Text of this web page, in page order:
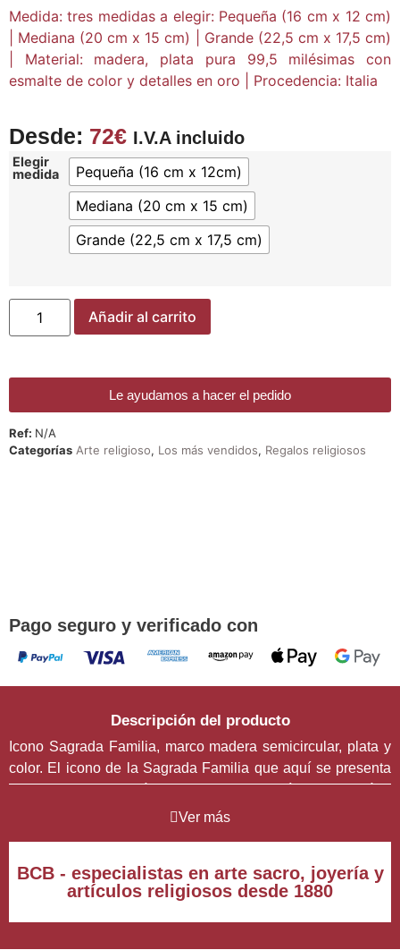
Medida: tres medidas a elegir: Pequeña (16 cm x 12 cm)
| Mediana (20 cm x 15 cm) | Grande (22,5 cm x 17,5 cm)
| Material: madera, plata pura 99,5 milésimas con
esmalte de color y detalles en oro | Procedencia: Italia
Desde: 72€ I.V.A incluido
Elegir
medida
Pequeña (16 cm x 12cm)
Mediana (20 cm x 15 cm)
Grande (22,5 cm x 17,5 cm)
Añadir al carrito
Le ayudamos a hacer el pedido
Ref: N/A
Categorías Arte religioso, Los más vendidos, Regalos religiosos
Pago seguro y verificado con
Descripción del producto
Icono Sagrada Familia, marco madera semicircular, plata y
color. El icono de la Sagrada Familia que aquí se presenta
es una obra de carácter devocional y artístico que aúna
tradición iconográfica bizantina y técnicas contemporáneas
grande (22,5 × 17,5 cm)—, adaptándose así a diversos
espacios y necesidades litúrgicas o personales.
Ver más
BCB - especialistas en arte sacro, joyería y
artículos religiosos desde 1880